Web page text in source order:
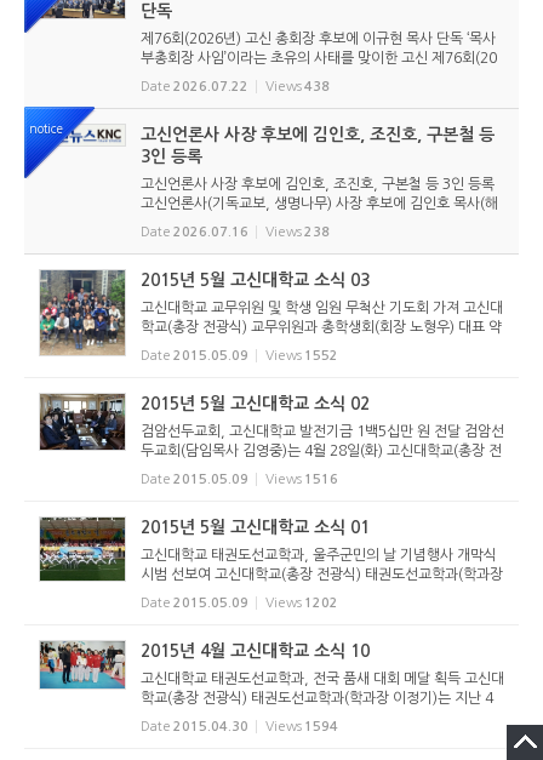
단독
제76회(2026년) 고신 총회장 후보에 이규현 목사 단독 ‘목사
부총회장 사임’이라는 초유의 사태를 맞이한 고신 제76회(20
26년) 총회장 후보에 이규현 목사(인천노회) 단독으로 입후보
했다. 6월 9일 경남마산노회의 추천을 받아 입후보했던 강영
Date 2026.07.22 Views438
notice
고신언론사 사장 후보에 김인호, 조진호, 구본철 등
3인 등록
고신언론사 사장 후보에 김인호, 조진호, 구본철 등 3인 등록
고신언론사(기독교보, 생명나무) 사장 후보에 김인호 목사(해
오름교회), 조진호 장로(소망교회), 구본철 장로(남서울교회)
가 등록했다. 당초 김희종 목사(유호교회)도 거론되었으나 최
Date 2026.07.16 Views238
2015년 5월 고신대학교 소식 03
고신대학교 교무위원 및 학생 임원 무척산 기도회 가져 고신대
학교(총장 전광식) 교무위원과 총학생회(회장 노형우) 대표 약
20명이 5월 2일(토) 무척산 기도원에서 5월 정기 기도회를 가
졌다. 1부 예배에서 조성국 교목실장은 열왕기상 18장 41절
Date 2015.05.09 Views 1552
2015년 5월 고신대학교 소식 02
검암선두교회, 고신대학교 발전기금 1백5십만 원 전달 검암선
두교회(담임목사 김영중)는 4월 28일(화) 고신대학교(총장 전
광식)를 방문하여 발전기금 1백5십만 원을 전달했다. 김영중
목사는 “신실한 하나님의 일꾼들이 양성되는 고신대학교와 검
Date 2015.05.09 Views 1516
2015년 5월 고신대학교 소식 01
고신대학교 태권도선교학과, 울주군민의 날 기념행사 개막식
시범 선보여 고신대학교(총장 전광식) 태권도선교학과(학과장
이정기) 시범단은 지난 4월 25일(토) 울산시 울주군에 위치한
간절곶 스포츠파크에서 개최된 ‘제 24회 울주군민의 날’ 기념
Date 2015.05.09 Views 1202
2015년 4월 고신대학교 소식 10
고신대학교 태권도선교학과, 전국 품새 대회 메달 획득 고신대
학교(총장 전광식) 태권도선교학과(학과장 이정기)는 지난 4
월 25일(토) ~ 26일(일) 강원도 원주에서 개최된 제6회 상지
대 총장배 전국 태권도 품새 대회에서 단체전 부문 2위(김진희
Date 2015.04.30 Views 1594